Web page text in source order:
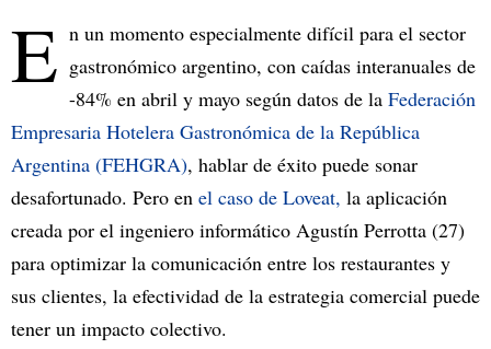
E n un momento especialmente difícil para el sector
gastronómico argentino, con caídas interanuales de
-84% en abril y mayo según datos de la Federación
Empresaria Hotelera Gastronómica de la República
Argentina (FEHGRA), hablar de éxito puede sonar
desafortunado. Pero en el caso de Loveat, la aplicación
creada por el ingeniero informático Agustín Perrotta (27)
para optimizar la comunicación entre los restaurantes y
sus clientes, la efectividad de la estrategia comercial puede
tener un impacto colectivo.